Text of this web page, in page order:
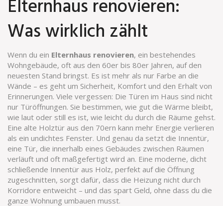
Elternhaus renovieren:
Was wirklich zählt
Wenn du ein Elternhaus renovieren, ein bestehendes
Wohngebäude, oft aus den 60er bis 80er Jahren, auf den
neuesten Stand bringst. Es ist mehr als nur Farbe an die
Wände – es geht um Sicherheit, Komfort und den Erhalt von
Erinnerungen. Viele vergessen: Die Türen im Haus sind nicht
nur Türöffnungen. Sie bestimmen, wie gut die Wärme bleibt,
wie laut oder still es ist, wie leicht du durch die Räume gehst.
Eine alte Holztür aus den 70ern kann mehr Energie verlieren
als ein undichtes Fenster. Und genau da setzt die Innentür,
eine Tür, die innerhalb eines Gebäudes zwischen Räumen
verläuft und oft maßgefertigt wird an. Eine moderne, dicht
schließende Innentür aus Holz, perfekt auf die Öffnung
zugeschnitten, sorgt dafür, dass die Heizung nicht durch
Korridore entweicht – und das spart Geld, ohne dass du die
ganze Wohnung umbauen musst.